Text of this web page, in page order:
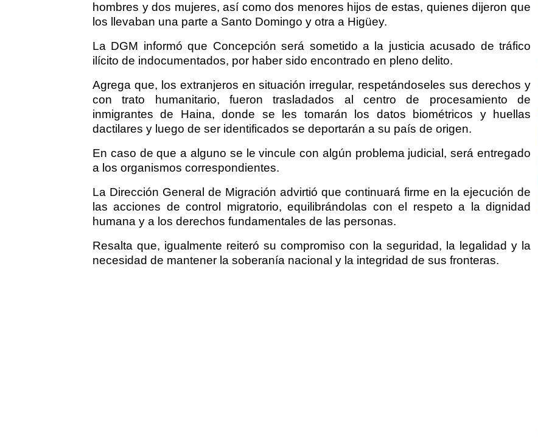
hombres y dos mujeres, así como dos menores hijos de estas, quienes dijeron que
los llevaban una parte a Santo Domingo y otra a Higüey.
La DGM informó que Concepción será sometido a la justicia acusado de tráfico
ilícito de indocumentados, por haber sido encontrado en pleno delito.
Agrega que, los extranjeros en situación irregular, respetándoseles sus derechos y
con trato humanitario, fueron trasladados al centro de procesamiento de
inmigrantes de Haina, donde se les tomarán los datos biométricos y huellas
dactilares y luego de ser identificados se deportarán a su país de origen.
En caso de que a alguno se le vincule con algún problema judicial, será entregado
a los organismos correspondientes.
La Dirección General de Migración advirtió que continuará firme en la ejecución de
las acciones de control migratorio, equilibrándolas con el respeto a la dignidad
humana y a los derechos fundamentales de las personas.
Resalta que, igualmente reiteró su compromiso con la seguridad, la legalidad y la
necesidad de mantener la soberanía nacional y la integridad de sus fronteras.